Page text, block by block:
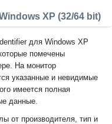
XP (32/64 bit)
для Windows XP
помечены
На монитор
указанные и невидимые
имеется полная
данные.
от производителя, тип и